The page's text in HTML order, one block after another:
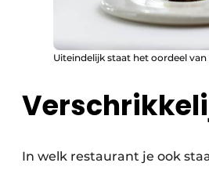
Uiteindelijk staat het oordeel van
In welk restaurant je ook